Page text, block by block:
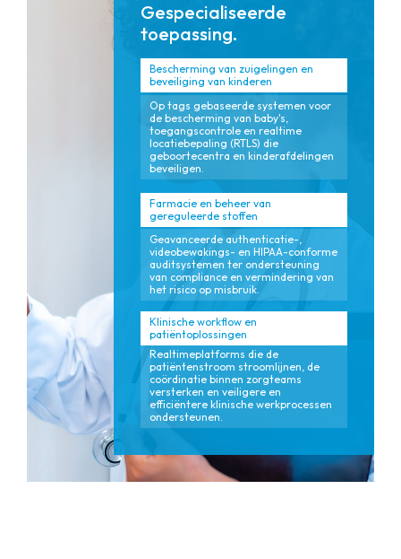
Gespecialiseerde
toepassing.
Bescherming van zuigelingen en
beveiliging van kinderen
Op tags gebaseerde systemen voor
de bescherming van baby's,
toegangscontrole en realtime
locatiebepaling (RTLS) die
geboortecentra en kinderafdelingen
beveiligen.
Farmacie en beheer van
gereguleerde stoffen
Geavanceerde authenticatie-,
videobewakings- en HIPAA-conforme
auditsystemen ter ondersteuning
van compliance en vermindering van
het risico op misbruik.
Klinische workflow en
patiëntoplossingen
Realtimeplatforms die de
patiëntenstroom stroomlijnen, de
coördinatie binnen zorgteams
versterken en veiligere en
efficiëntere klinische werkprocessen
ondersteunen.